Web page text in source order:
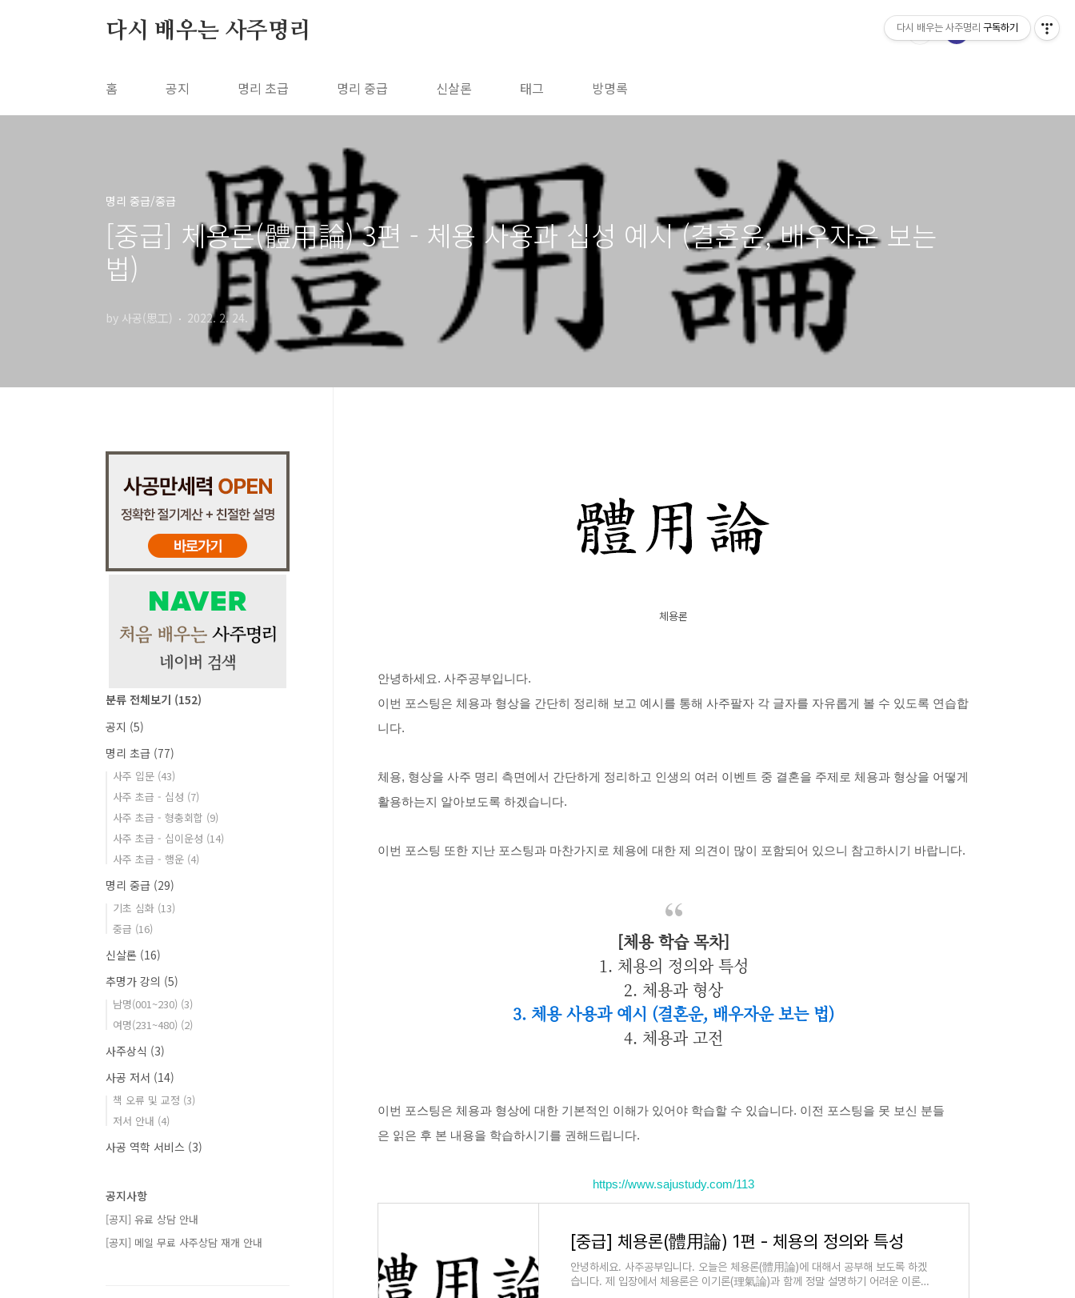
다시 배우는 사주명리
홈 공지 명리 초급 명리 중급 신살론 태그 방명록
명리 중급/중급
[중급] 체용론(體用論) 3편 - 체용 사용과 십성 예시 (결혼운, 배우자운 보는
법)
by 사공(思工) 2022. 2. 24.
체용론
안녕하세요. 사주공부입니다.
이번 포스팅은 체용과 형상을 간단히 정리해 보고 예시를 통해 사주팔자 각 글자를 자유롭게 볼 수 있도록 연습합
니다.
체용, 형상을 사주 명리 측면에서 간단하게 정리하고 인생의 여러 이벤트 중 결혼을 주제로 체용과 형상을 어떻게
활용하는지 알아보도록 하겠습니다.
이번 포스팅 또한 지난 포스팅과 마찬가지로 체용에 대한 제 의견이 많이 포함되어 있으니 참고하시기 바랍니다.
[체용 학습 목차]
1. 체용의 정의와 특성
2. 체용과 형상
3. 체용 사용과 예시 (결혼운, 배우자운 보는 법)
4. 체용과 고전
이번 포스팅은 체용과 형상에 대한 기본적인 이해가 있어야 학습할 수 있습니다. 이전 포스팅을 못 보신 분들
은 읽은 후 본 내용을 학습하시기를 권해드립니다.
https://www.sajustudy.com/113
[중급] 체용론(體用論) 1편 - 체용의 정의와 특성
안녕하세요. 사주공부입니다. 오늘은 체용론(體用論)에 대해서 공부해 보도록 하겠
습니다. 제 입장에서 체용론은 이기론(理氣論)과 함께 정말 설명하기 어려운 이론입
분류 전체보기 (152)
공지 (5)
명리 초급 (77)
사주 입문 (43)
사주 초급 - 십성 (7)
사주 초급 - 형충회합 (9)
사주 초급 - 십이운성 (14)
사주 초급 - 행운 (4)
명리 중급 (29)
기초 심화 (13)
중급 (16)
신살론 (16)
추명가 강의 (5)
남명(001~230) (3)
여명(231~480) (2)
사주상식 (3)
사공 저서 (14)
책 오류 및 교정 (3)
저서 안내 (4)
사공 역학 서비스 (3)
공지사항
[공지] 유료 상담 안내
[공지] 메일 무료 사주상담 재개 안내
다시 배우는 사주명리 구독하기